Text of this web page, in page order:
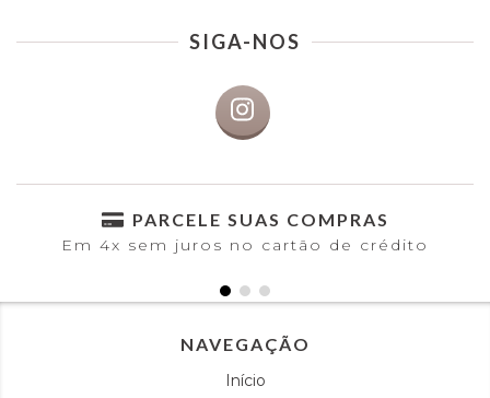
SIGA-NOS
PARCELE SUAS COMPRAS
Em 4x sem juros no cartão de crédito
NAVEGAÇÃO
Início